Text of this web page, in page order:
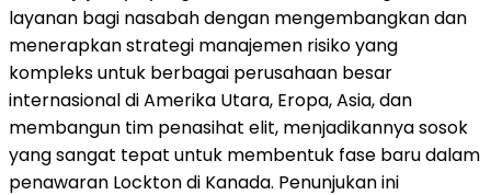
layanan bagi nasabah dengan mengembangkan dan
menerapkan strategi manajemen risiko yang
kompleks untuk berbagai perusahaan besar
internasional di Amerika Utara, Eropa, Asia, dan
membangun tim penasihat elit, menjadikannya sosok
yang sangat tepat untuk membentuk fase baru dalam
penawaran Lockton di Kanada. Penunjukan ini